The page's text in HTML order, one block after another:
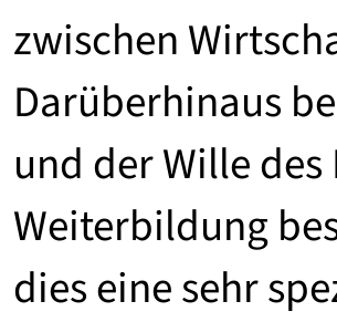
zwischen
Darüberhinaus
und der Wille
Weiterbildung
dies eine sehr